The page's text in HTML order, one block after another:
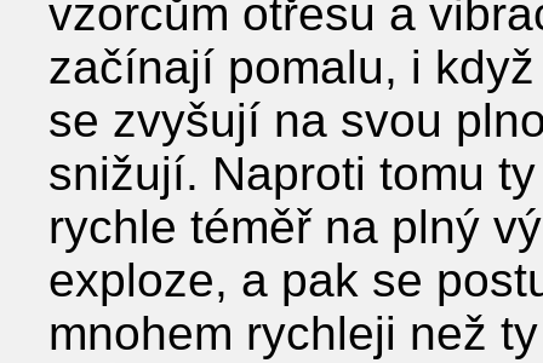
vzorcům otřesu a
začínají pomalu, i
se zvyšují na svou
snižují. Naproti tomu
rychle téměř na plný
exploze, a pak se
mnohem rychleji než